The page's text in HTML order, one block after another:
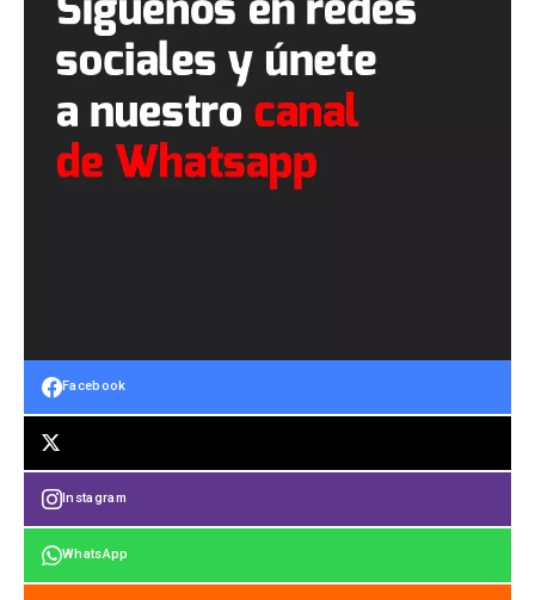
Facebook
Instagram
WhatsApp